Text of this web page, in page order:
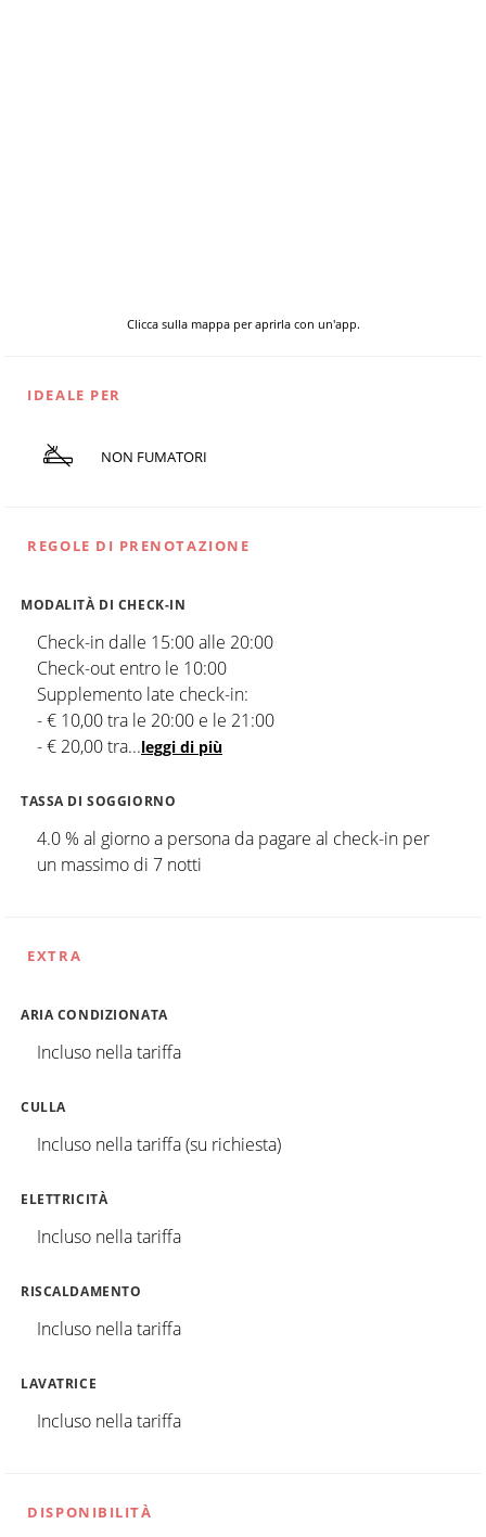
Clicca sulla mappa per aprirla con un'app.
IDEALE PER
NON FUMATORI
REGOLE DI PRENOTAZIONE
MODALITÀ DI CHECK-IN
Check-in dalle 15:00 alle 20:00
Check-out entro le 10:00
Supplemento late check-in:
- € 10,00 tra le 20:00 e le 21:00
- € 20,00 tra...leggi di più
TASSA DI SOGGIORNO
4.0 % al giorno a persona da pagare al check-in per
un massimo di 7 notti
EXTRA
ARIA CONDIZIONATA
Incluso nella tariffa
CULLA
Incluso nella tariffa (su richiesta)
ELETTRICITÀ
Incluso nella tariffa
RISCALDAMENTO
Incluso nella tariffa
LAVATRICE
Incluso nella tariffa
DISPONIBILITÀ